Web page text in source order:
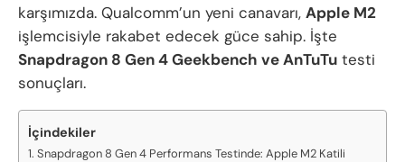
karşımızda. Qualcomm’un yeni canavarı, Apple M2
işlemcisiyle rakabet edecek güce sahip. İşte
Snapdragon 8 Gen 4 Geekbench ve AnTuTu testi
sonuçları.
İçindekiler
Snapdragon 8 Gen 4 Performans Testinde: Apple M2 Katili